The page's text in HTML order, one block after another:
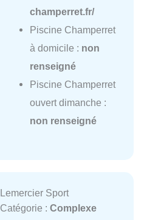
champerret.fr/
Piscine Champerret
à domicile : non
renseigné
Piscine Champerret
ouvert dimanche :
non renseigné
Lemercier Sport
Catégorie : Complexe